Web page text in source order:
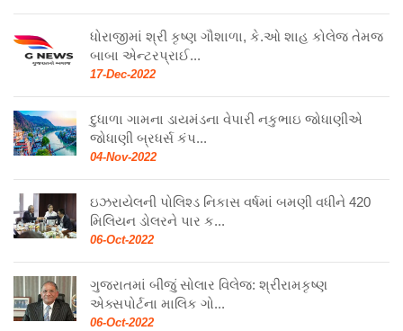
ધોરાજીમાં શ્રી કૃષ્ણ ગૌશાળા, કે.ઓ શાહ કોલેજ તેમજ
બાબા એન્ટરપ્રાઈ...
17-Dec-2022
દુધાળા ગામના ડાયમંડના વેપારી નકુભાઇ જોધાણીએ
જોધાણી બ્રધર્સ કંપ...
04-Nov-2022
ઇઝરાયેલની પોલિશ્ડ નિકાસ વર્ષમાં બમણી વધીને 420
મિલિયન ડોલરને પાર ક...
06-Oct-2022
ગુજરાતમાં બીજું સોલાર વિલેજ: શ્રીરામકૃષ્ણ
એક્સપોર્ટના માલિક ગો...
06-Oct-2022